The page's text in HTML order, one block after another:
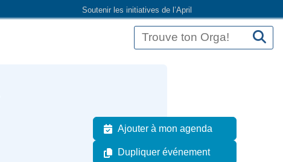
Soutenir les initiatives de l’April
Ajouter à mon agenda
Dupliquer événement